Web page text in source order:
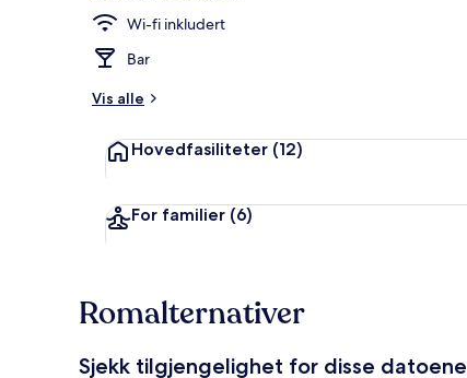
Wi-fi inkludert
Bar
Vis alle
Hovedfasiliteter (12)
For familier (6)
Romalternativer
Sjekk tilgjengelighet for disse datoene